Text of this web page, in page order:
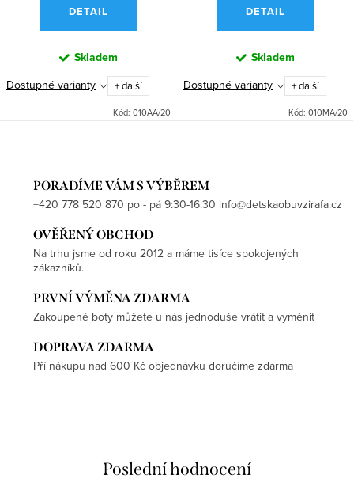
DETAIL
Skladem
Dostupné varianty + další
Kód: 010AA/20
DETAIL
Skladem
Dostupné varianty + další
Kód: 010MA/20
PORADÍME VÁM S VÝBĚREM
+420 778 520 870 po - pá 9:30-16:30 info@detskaobuvzirafa.cz
OVĚŘENÝ OBCHOD
Na trhu jsme od roku 2012 a máme tisíce spokojených
zákazníků.
PRVNÍ VÝMĚNA ZDARMA
Zakoupené boty můžete u nás jednoduše vrátit a vyměnit
DOPRAVA ZDARMA
Pří nákupu nad 600 Kč objednávku doručíme zdarma
Poslední hodnocení